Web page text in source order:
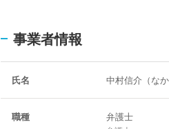
事業者情報
氏名 中村信介（な
職種 弁護士